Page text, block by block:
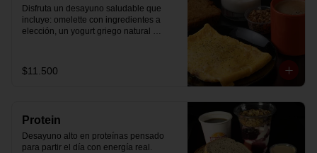
Disfruta un desayuno saludable que
incluye: omelette con ingredientes a
elección, un yogurt griego natural
Breakfast y granola (endulzada con
miel), más un café o té a elección y un
$11.500
Protein
Desayuno alto en proteínas pensado
para partir el día con energía real.